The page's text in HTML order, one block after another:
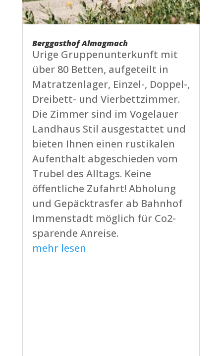
Berggasthof Almagmach
Urige Gruppenunterkunft mit
über 80 Betten, aufgeteilt in
Matratzenlager, Einzel-, Doppel-,
Dreibett- und Vierbettzimmer.
Die Zimmer sind im Vogelauer
Landhaus Stil ausgestattet und
bieten Ihnen einen rustikalen
Aufenthalt abgeschieden vom
Trubel des Alltags. Keine
öffentliche Zufahrt! Abholung
und Gepäcktrasfer ab Bahnhof
Immenstadt möglich für Co2-
sparende Anreise.
mehr lesen